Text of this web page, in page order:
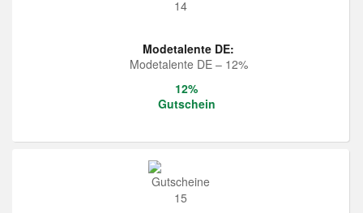
Modetalente DE:
Modetalente DE – 12%
12%
Gutschein